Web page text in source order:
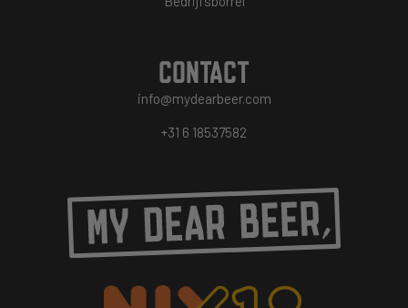
CONTACT
info@mydearbeer.com
+31 6 18537582